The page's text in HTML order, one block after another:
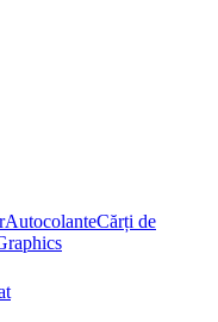
AutocolanteCărți de